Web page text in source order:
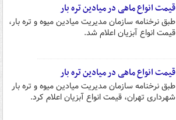
قیمت انواع ماهی در میادین تره بار
طبق نرخنامه سازمان مدیریت میادین میوه و تره بار،
قیمت انواع آبزیان اعلام شد.
قیمت انواع ماهی در میادین تره بار
طبق نرخنامه سازمان مدیریت میادین میوه و تره بار
شهرداری تهران، قیمت انواع آبزیان اعلام کرد.